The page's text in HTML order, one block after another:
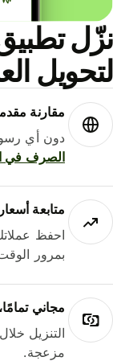
مقارنة
دون أي
الصرف في
متابعة
احفظ عملاتك
بمرور الوقت.
مجاني تمامًا،
التنزيل خلال
مزعجة.